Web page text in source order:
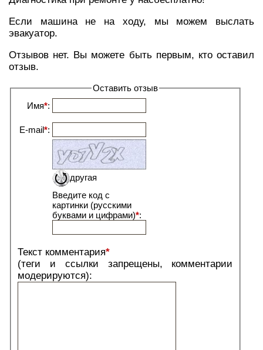
Если машина не на ходу, мы можем выслать
эвакуатор.
Отзывов нет. Вы можете быть первым, кто оставил
отзыв.
Оставить отзыв
Имя*:
E-mail*:
другая
Введите код с
картинки (русскими
буквами и цифрами)*:
Текст комментария*
(теги и ссылки запрещены, комментарии
модерируются):